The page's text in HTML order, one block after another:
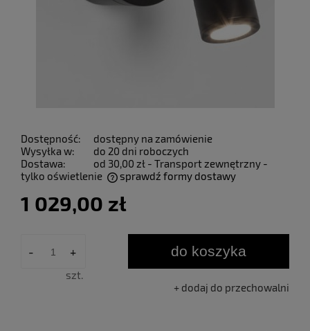
Dostępność:
dostępny na zamówienie
Wysyłka w:
do 20 dni roboczych
Dostawa:
od 30,00 zł - Transport zewnętrzny -
tylko oświetlenie
sprawdź formy dostawy
1 029,00 zł
- +
szt.
do koszyka
dodaj do przechowalni